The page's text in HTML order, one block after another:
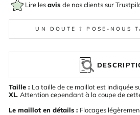
Lire lesavis de nos clients sur
UN DOUTE ? POSE-NOUS
Taille : La taille de ce maillot est indiquée
XL. Attention cependant à la coupe de
Le maillot en détails : Flocages